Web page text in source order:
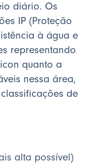
diário. Os
IP (Proteção
à água e
representando
quanto a
nessa área,
de
alta possível)